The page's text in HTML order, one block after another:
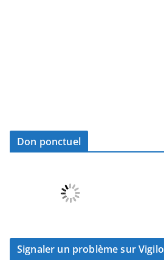
Don ponctuel
Signaler un problème sur Vigilo